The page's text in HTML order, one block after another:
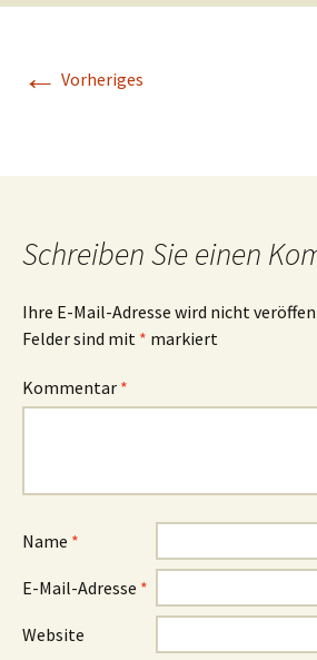
← Vorheriges
Schreiben Sie einen
Ihre E-Mail-Adresse wird nicht
Felder sind mit * markiert
Kommentar *
Name *
E-Mail-Adresse *
Website